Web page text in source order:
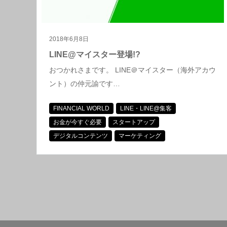
2018年6月8日
LINE@マイスター登場!?
おつかれさまです。 LINE＠マイスター（海外アカウ
ント）の仲元諭です…
FINANCIAL WORLD
LINE・LINE@集客
お金が今すぐ必要
スタートアップ
デジタルコンテンツ
マーケティング